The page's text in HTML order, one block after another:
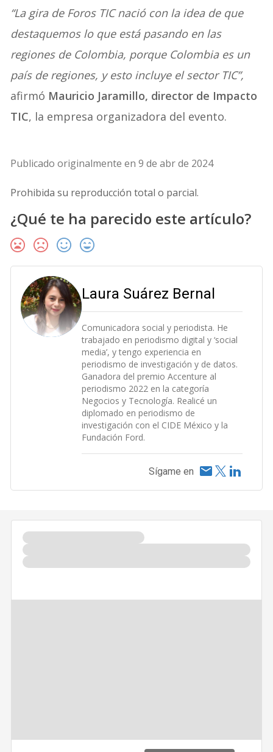
“La gira de Foros TIC nació con la idea de que
destaquemos lo que está pasando en las
regiones de Colombia, porque Colombia es un
país de regiones, y esto incluye el sector TIC”,
afirmó Mauricio Jaramillo, director de Impacto
TIC, la empresa organizadora del evento.
Publicado originalmente en 9 de abr de 2024
Prohibida su reproducción total o parcial.
¿Qué te ha parecido este artículo?
Laura Suárez Bernal
Comunicadora social y periodista. He
trabajado en periodismo digital y ‘social
media’, y tengo experiencia en
periodismo de investigación y de datos.
Ganadora del premio Accenture al
periodismo 2022 en la categoría
Negocios y Tecnología. Realicé un
diplomado en periodismo de
investigación con el CIDE México y la
Fundación Ford.
Sígame en